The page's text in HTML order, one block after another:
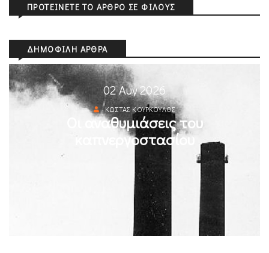
ΠΡΟΤΕΊΝΕΤΕ ΤΟ ΆΡΘΡΟ ΣΕ ΦΊΛΟΥΣ
ΔΗΜΟΦΙΛΉ ΆΡΘΡΑ
02 Αυγ 2026
ΚΏΣΤΑΣ ΚΟΎΡΚΟΥΛΟΣ
Οι αναθυμιάσεις του
καπνεργοστασίου